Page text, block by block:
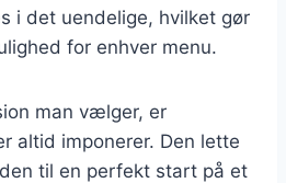
i det uendelige, hvilket gør
for enhver menu.
man vælger, er
altid imponerer. Den lette
til en perfekt start på et